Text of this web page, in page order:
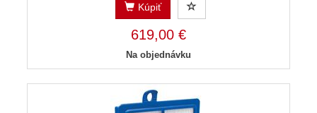
Kúpiť
619,00 €
Na objednávku